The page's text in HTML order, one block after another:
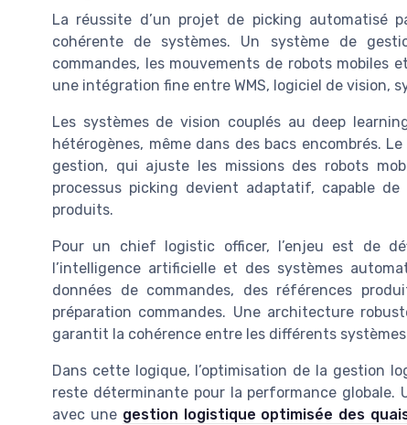
La réussite d’un projet de picking automatisé
cohérente de systèmes. Un système de
commandes, les mouvements de robots mobiles
une intégration fine entre WMS, logiciel de vision,
Les systèmes de vision couplés au deep
hétérogènes, même dans des bacs encombrés.
gestion, qui ajuste les missions des robots
processus picking devient adaptatif, capable
produits.
Pour un chief logistic officer, l’enjeu est de
l’intelligence artificielle et des systèmes
données de commandes, des références
préparation commandes. Une architecture
garantit la cohérence entre les différents
Dans cette logique, l’optimisation de la gestion
reste déterminante pour la performance
avec une gestion logistique optimisée des